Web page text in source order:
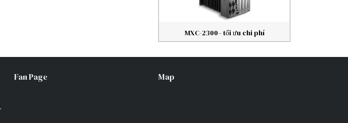
MXC-2300– tối ưu chi phí
Fan Page Map